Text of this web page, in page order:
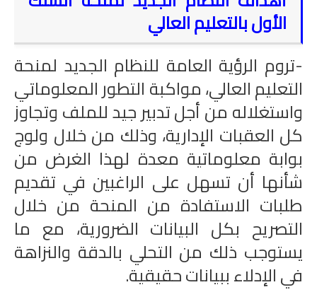
الأول بالتعليم العالي
-تروم الرؤية العامة للنظام الجديد لمنحة
التعليم العالي، مواكبة التطور المعلوماتي
واستغلاله من أجل تدبير جيد للملف وتجاوز
كل العقبات الإدارية، وذلك من خلال ولوج
بوابة معلوماتية معدة لهذا الغرض من
شأنها أن تسهل على الراغبين في تقديم
طلبات الاستفادة من المنحة من خلال
التصريح بكل البيانات الضرورية، مع ما
يستوجب ذلك من التحلي بالدقة والنزاهة
في الإدلاء ببيانات حقيقية.